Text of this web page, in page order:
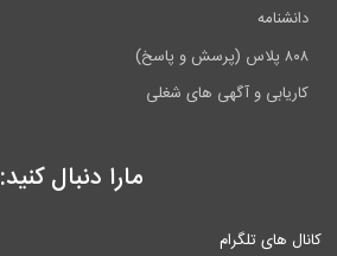
دانشنامه
۸۰۸ پلاس (پرسش و پاسخ)
کاریابی و آگهی های شغلی
مارا دنبال کنید:
کانال های تلگرام